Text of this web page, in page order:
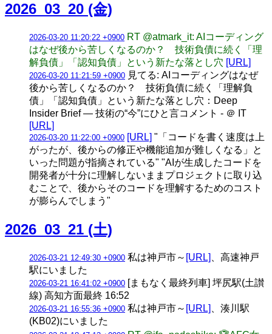
2026_03_20 (金)
2026-03-20 11:20:22 +0900 RT @atmark_it: AIコーディング
はなぜ後から苦しくなるのか？ 技術負債に続く「理
解負債」「認知負債」という新たな落とし穴 [URL]
2026-03-20 11:21:59 +0900 見てる: AIコーディングはなぜ
後から苦しくなるのか？ 技術負債に続く「理解負
債」「認知負債」という新たな落とし穴：Deep
Insider Brief ― 技術の“今”にひと言コメント - ＠ IT
[URL]
2026-03-20 11:22:00 +0900 [URL] "「コードを書く速度は上
がったが、後からの修正や機能追加が難しくなる」と
いった問題が指摘されている" "AIが生成したコードを
開発者が十分に理解しないままプロジェクトに取り込
むことで、後からそのコードを理解するためのコスト
が膨らんでしまう"
2026_03_21 (土)
2026-03-21 12:49:30 +0900 私は神戸市～ [URL]
、高速神戸
駅にいました
2026-03-21 16:41:02 +0900 [まもなく最終列車] 坪尻駅(土讃
線) 高知方面最終 16:52
2026-03-21 16:55:36 +0900 私は神戸市～ [URL]
、湊川駅
(KB02)にいました